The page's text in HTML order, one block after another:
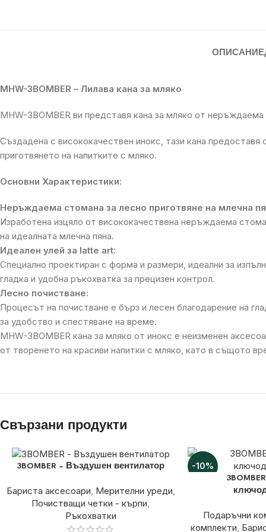
ОПИСАНИЕ
MHW-3BOMBER – Лилава кана за мляко
MHW-3BOMBER ви представя кана за мляко от
Създадена с висококачествен инокс, тази кана предоставя
приготвянето на напитките с мляко.
Основни Характеристики:
Неръждаема стомана за лесно приготвяне на млечна
Изработена изцяло от висококачествена неръждаема
на идеалната млечна пяна.
Идеален улей за latte art:
Специално проектиран с форма и размери, идеални за
гладка и удобна ръкохватка за прецизен контрол.
Лесно почистване:
Процесът на почистване е бърз и лесен благодарение на
за удобство и спестяване на време.
MHW-3BOMBER кана за мляко от инокс е неизменен
от творенето на красиви напитки с мляко, като в същото
Свързани продукти
3BOMBER – Въздушен вентилатор
Бариста аксесоари, Мерителни уреди,
Почистващи четки - кърпи,
Ръкохватки
-10%
Подаръчни
комплекти,